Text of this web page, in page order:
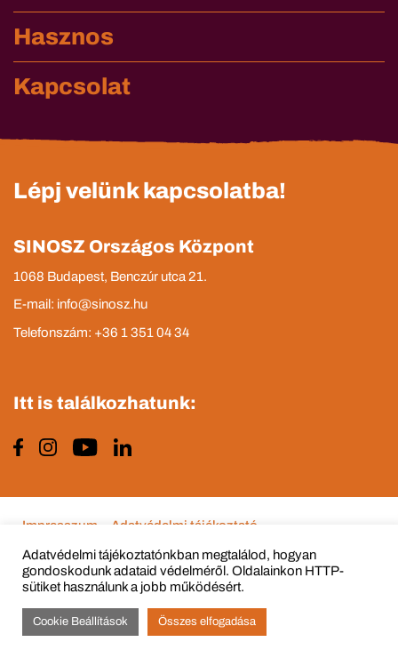
Hasznos
Kapcsolat
Lépj velünk kapcsolatba!
SINOSZ Országos Központ
1068 Budapest, Benczúr utca 21.
E-mail: info@sinosz.hu
Telefonszám: +36 1 351 04 34
Itt is találkozhatunk:
© Copyright 2015 - 2022 All Rights Reserved
Impresszum Adatvédelmi tájékoztató
Adatvédelmi tájékoztatónkban megtalálod, hogyan
gondoskodunk adataid védelméről. Oldalainkon HTTP-
sütiket használunk a jobb működésért.
Cookie Beállítások Összes elfogadása